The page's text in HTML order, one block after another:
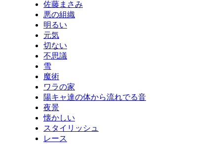
佐藤まさみ
悪の組織
明るい
元気
切ない
不思議
雪
魔術
ワラの家
陽キャ達の体から流れでる音
夜景
懐かしい
スタイリッシュ
レース